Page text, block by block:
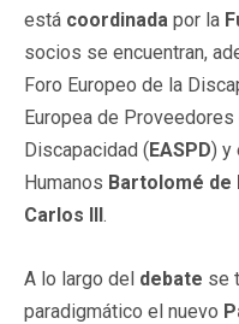
está coordinada por la
socios se encuentran,
Foro Europeo de la
Europea de
Discapacidad (EASPD) y
Humanos Bartolomé de
Carlos III.
A lo largo del debate se
paradigmático el nuevo